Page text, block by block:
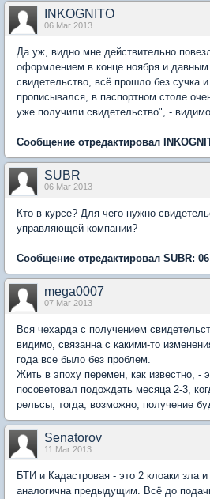
INKOGNITO
06 Mar 2013
Да уж, видно мне действительно
оформлением в конце ноября и
свидетельство, всё прошло без сучка и
прописывался, в паспортном столе
уже получили свидетельство", -
Сообщение отредактировал
SUBR
06 Mar 2013
Кто в курсе? Для чего нужно
управляющей компании?
Сообщение отредактировал SUBR:
mega0007
07 Mar 2013
Вся чехарда с получением
видимо, связанна с какими-то
года все было без проблем.
Жить в эпоху перемен, как известно, -
посоветовал подождать месяца 2-3,
рельсы, тогда, возможно, получение
Senatorov
11 Mar 2013
БТИ и Кадастровая - это 2 клоаки зла
аналогична предыдущим. Всё до